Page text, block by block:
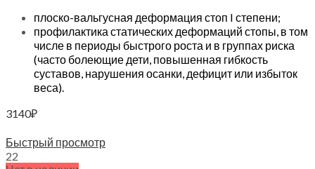
плоско-вальгусная деформация стоп I степени;
профилактика статических деформаций стопы, в том
числе в периоды быстрого роста и в группах риска
(часто болеющие дети, повышенная гибкость
суставов, нарушения осанки, дефицит или избыток
веса).
3140₽
Быстрый просмотр
22